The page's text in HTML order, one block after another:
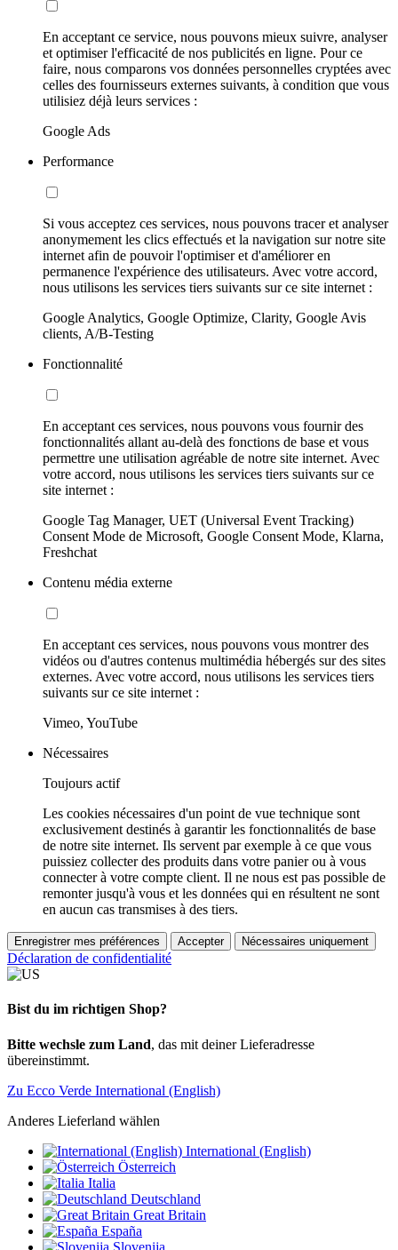
En acceptant ce service, nous pouvons mieux suivre, analyser
et optimiser l'efficacité de nos publicités en ligne. Pour ce
faire, nous comparons vos données personnelles cryptées avec
celles des fournisseurs externes suivants, à condition que vous
utilisiez déjà leurs services :
Google Ads
Performance
Si vous acceptez ces services, nous pouvons tracer et analyser
anonymement les clics effectués et la navigation sur notre site
internet afin de pouvoir l'optimiser et d'améliorer en
permanence l'expérience des utilisateurs. Avec votre accord,
nous utilisons les services tiers suivants sur ce site internet :
Google Analytics, Google Optimize, Clarity, Google Avis
clients, A/B-Testing
Fonctionnalité
En acceptant ces services, nous pouvons vous fournir des
fonctionnalités allant au-delà des fonctions de base et vous
permettre une utilisation agréable de notre site internet. Avec
votre accord, nous utilisons les services tiers suivants sur ce
site internet :
Google Tag Manager, UET (Universal Event Tracking)
Consent Mode de Microsoft, Google Consent Mode, Klarna,
Freshchat
Contenu média externe
En acceptant ces services, nous pouvons vous montrer des
vidéos ou d'autres contenus multimédia hébergés sur des sites
externes. Avec votre accord, nous utilisons les services tiers
suivants sur ce site internet :
Vimeo, YouTube
Nécessaires
Toujours actif
Les cookies nécessaires d'un point de vue technique sont
exclusivement destinés à garantir les fonctionnalités de base
de notre site internet. Ils servent par exemple à ce que vous
puissiez collecter des produits dans votre panier ou à vous
connecter à votre compte client. Il ne nous est pas possible de
remonter jusqu'à vous et les données qui en résultent ne sont
en aucun cas transmises à des tiers.
Enregistrer mes préférences Accepter Nécessaires uniquement
Déclaration de confidentialité
Bist du im richtigen Shop?
Bitte wechsle zum Land, das mit deiner Lieferadresse
übereinstimmt.
Zu Ecco Verde International (English)
Anderes Lieferland wählen
International (English)
Österreich
Italia
Deutschland
Great Britain
España
Slovenija